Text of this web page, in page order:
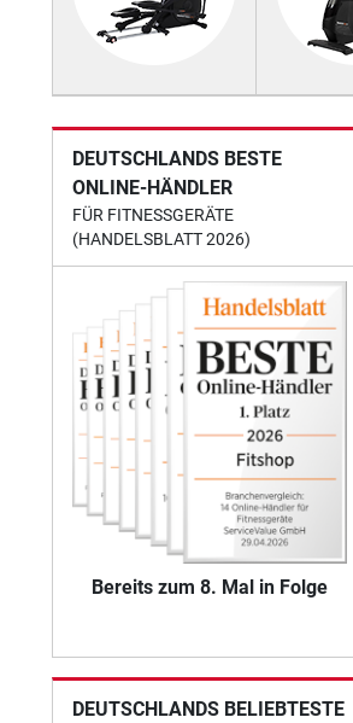
DEUTSCHLANDS BESTE
ONLINE-HÄNDLER
FÜR FITNESSGERÄTE
(HANDELSBLATT 2026)
Bereits zum 8. Mal in Folge
DEUTSCHLANDS BELIEBTESTE